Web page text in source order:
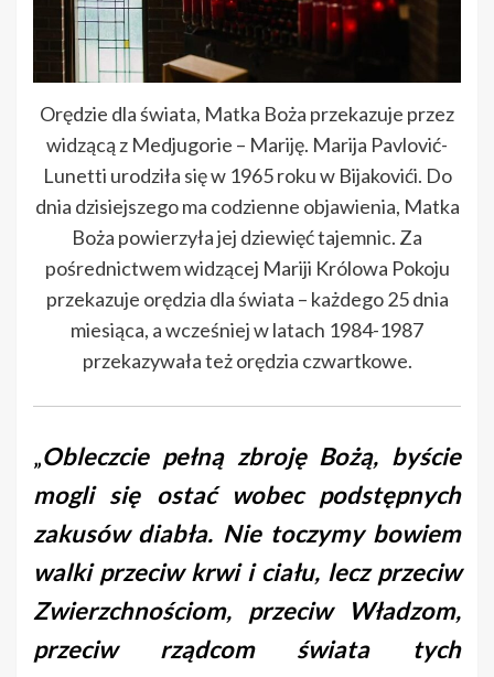
Orędzie dla świata, Matka Boża przekazuje przez
widzącą z Medjugorie – Mariję. Marija Pavlović-
Lunetti urodziła się w 1965 roku w Bijakovići. Do
dnia dzisiejszego ma codzienne objawienia, Matka
Boża powierzyła jej dziewięć tajemnic. Za
pośrednictwem widzącej Mariji Królowa Pokoju
przekazuje orędzia dla świata – każdego 25 dnia
miesiąca, a wcześniej w latach 1984-1987
przekazywała też orędzia czwartkowe.
„Obleczcie pełną zbroję Bożą, byście
mogli się ostać wobec podstępnych
zakusów diabła. Nie toczymy bowiem
walki przeciw krwi i ciału, lecz przeciw
Zwierzchnościom, przeciw Władzom,
przeciw rządcom świata tych